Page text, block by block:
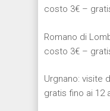
costo 3€ –
Romano di
costo 3€ –
Urgnano: visite
gratis fino ai 12